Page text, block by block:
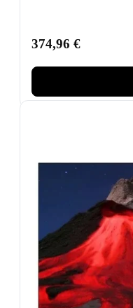
374,96 €